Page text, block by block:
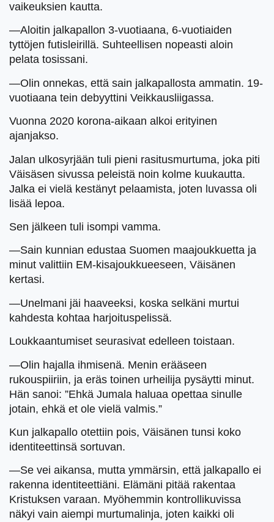
vaikeuksien kautta.
—Aloitin jalkapallon 3-vuotiaana, 6-vuotiaiden
tyttöjen futisleirillä. Suhteellisen nopeasti aloin
pelata tosissani.
—Olin onnekas, että sain jalkapallosta ammatin. 19-
vuotiaana tein debyyttini Veikkausliigassa.
Vuonna 2020 korona-aikaan alkoi erityinen
ajanjakso.
Jalan ulkosyrjään tuli pieni rasitusmurtuma, joka piti
Väisäsen sivussa peleistä noin kolme kuukautta.
Jalka ei vielä kestänyt pelaamista, joten luvassa oli
lisää lepoa.
Sen jälkeen tuli isompi vamma.
—Sain kunnian edustaa Suomen maajoukkuetta ja
minut valittiin EM-kisajoukkueeseen, Väisänen
kertasi.
—Unelmani jäi haaveeksi, koska selkäni murtui
kahdesta kohtaa harjoituspelissä.
Loukkaantumiset seurasivat edelleen toistaan.
—Olin hajalla ihmisenä. Menin erääseen
rukouspiiriin, ja eräs toinen urheilija pysäytti minut.
Hän sanoi: ”Ehkä Jumala haluaa opettaa sinulle
jotain, ehkä et ole vielä valmis.”
Kun jalkapallo otettiin pois, Väisänen tunsi koko
identiteettinsä sortuvan.
—Se vei aikansa, mutta ymmärsin, että jalkapallo ei
rakenna identiteettiäni. Elämäni pitää rakentaa
Kristuksen varaan. Myöhemmin kontrollikuvissa
näkyi vain aiempi murtumalinja, joten kaikki oli